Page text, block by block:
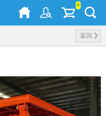
0
返回